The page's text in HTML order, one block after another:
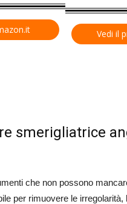
Vedi il
smerigliatrice
che non possono
per rimuovere le